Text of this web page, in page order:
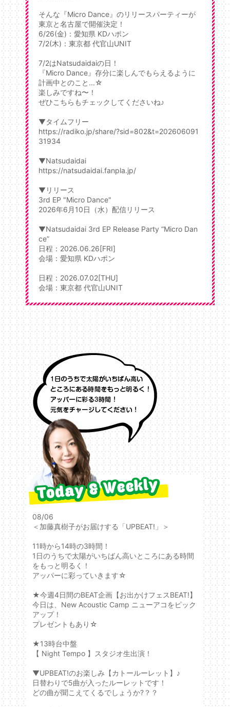
そんな『Micro Dance』のリリースパーティーが
東京と名古屋で開催決定！
6/26(金)：愛知県 KDハポン
7/2(木)：東京都 代官山UNIT
7/2はNatsudaidaiの日！
『Micro Dance』存分に楽しんでもらえるように
計画中とのこと...☆
楽しみですね〜！
ぜひこちらもチェックしてくださいね♪
▼タイムフリー
https://radiko.jp/share/?sid=802&t=202606091
31934
▼Natsudaidai
https://natsudaidai.fanpla.jp/
▼リリース
3rd EP "Micro Dance"
2026年6月10日（水）配信リリース
▼Natsudaidai 3rd EP Release Party “Micro Dan
ce”
日程：2026.06.26[FRI]
会場：愛知県 KDハポン
日程：2026.07.02[THU]
会場：東京都 代官山UNIT
08/06
＜加藤真樹子がお届けする「UPBEAT!」＞
11時から14時の3時間！
1日のうちで太陽がいちばん高いところにある時間
をもっと明るく！
アッパーに彩っていきます☆
★今週4日間のBEAT企画【お出かけフェスBEAT!】
今日は、New Acoustic Camp ニューアコをピック
アップ！
プレゼントもあり☆
★13時台中盤
【 Night Tempo 】スタジオ生出演！
▼UPBEAT!のお楽しみ【カトールーレット】♪
日替わりで5曲が入ったルーレットです！
どの曲が聞こえてくるでしょうか?？？